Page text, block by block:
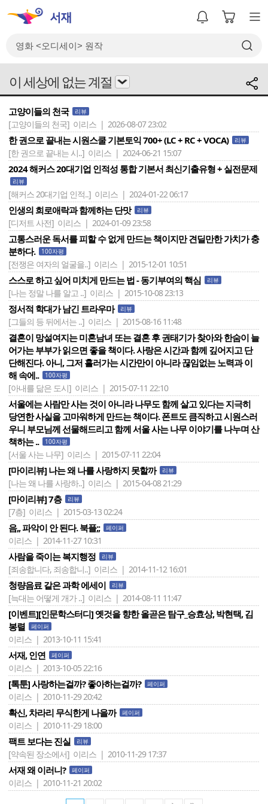
이 세상에 없는 계절
고양이들의 천국 리뷰
[고양이들의 천국] 이리스 | 2026-08-07 23:02
한 권으로 끝내는 시원스쿨 기본토익 700+ (LC + RC + VOCA) 리뷰
[한 권으로 끝내는 시..] 이리스 | 2024-06-21 15:07
2024 해커스 20대기업 인적성 통합 기본서 최신기출유형 + 실전문제
리뷰
[해커스 20대기업 인적..] 이리스 | 2024-01-22 06:17
인생의 희로애락과 함께하는 단맛 리뷰
[디저트 사전] 이리스 | 2024-01-09 23:58
고통스러운 독서를 피할 수 없게 만드는 책이지만 견딜만한 가치가 충
분하다.
100자평
[전쟁은 여자의 얼굴을..] 이리스 | 2015-12-01 10:51
스스로 하고 싶어 미치게 만드는 법 - 동기부여의 핵심 리뷰
[나는 정말 나를 알고 ..] 이리스 | 2015-10-08 23:13
정서적 학대가 남긴 트라우마 리뷰
[그들의 등 뒤에서는 ..] 이리스 | 2015-08-16 11:48
결혼이 망설여지는 미혼남녀 또는 결혼 후 권태기가 찾아와 한숨이 늘
어가는 부부가 읽으면 좋을 책이다. 사랑은 시간과 함께 깊어지고 단
단해진다. 아니, 그저 흘러가는 시간만이 아니라 끊임없는 노력과 이
해 속에..
100자평
[아내를 닮은 도시] 이리스 | 2015-07-11 22:10
서울에는 사람만 사는 것이 아니라 나무도 함께 살고 있다는 지극히
당연한 사실을 고마워하게 만드는 책이다. 폰트도 큼직하고 시원스러
우니 부모님께 선물해드리고 함께 서울 사는 나무 이야기를 나누며 산
책하는 ..
100자평
[서울 사는 나무] 이리스 | 2015-07-11 22:04
[마이리뷰] 나는 왜 나를 사랑하지 못할까 리뷰
[나는 왜 나를 사랑하..] 이리스 | 2015-04-08 21:29
[마이리뷰] 7층 리뷰
[7층] 이리스 | 2015-03-13 02:24
음,, 파악이 안 된다. 북플;; 페이퍼
이리스 | 2014-11-27 10:31
사람을 죽이는 복지행정 리뷰
[죄송합니다, 죄송합니..] 이리스 | 2014-11-12 16:01
청량음료 같은 과학 에세이 리뷰
[늑대는 어떻게 개가 ..] 이리스 | 2014-08-11 11:47
[이벤트][인문학스터디] 옛것을 향한 올곧은 탐구_승효상, 박현택, 김
봉렬
페이퍼
이리스 | 2013-10-11 15:41
서재, 인연 페이퍼
이리스 | 2013-10-05 22:16
[톡툰] 사랑하는걸까? 좋아하는걸까? 페이퍼
이리스 | 2010-11-29 20:42
확신, 차라리 무식한게 나을까 페이퍼
이리스 | 2010-11-29 18:00
팩트 보다는 진실 리뷰
[약속된 장소에서] 이리스 | 2010-11-29 17:37
서재 왜 이러니? 페이퍼
이리스 | 2010-11-21 20:02